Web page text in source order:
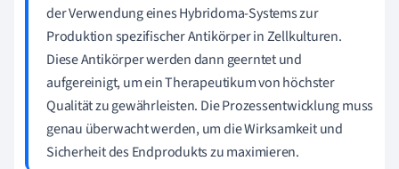
der Verwendung eines Hybridoma-Systems zur
Produktion spezifischer Antikörper in Zellkulturen.
Diese Antikörper werden dann geerntet und
aufgereinigt, um ein Therapeutikum von höchster
Qualität zu gewährleisten. Die Prozessentwicklung muss
genau überwacht werden, um die Wirksamkeit und
Sicherheit des Endprodukts zu maximieren.